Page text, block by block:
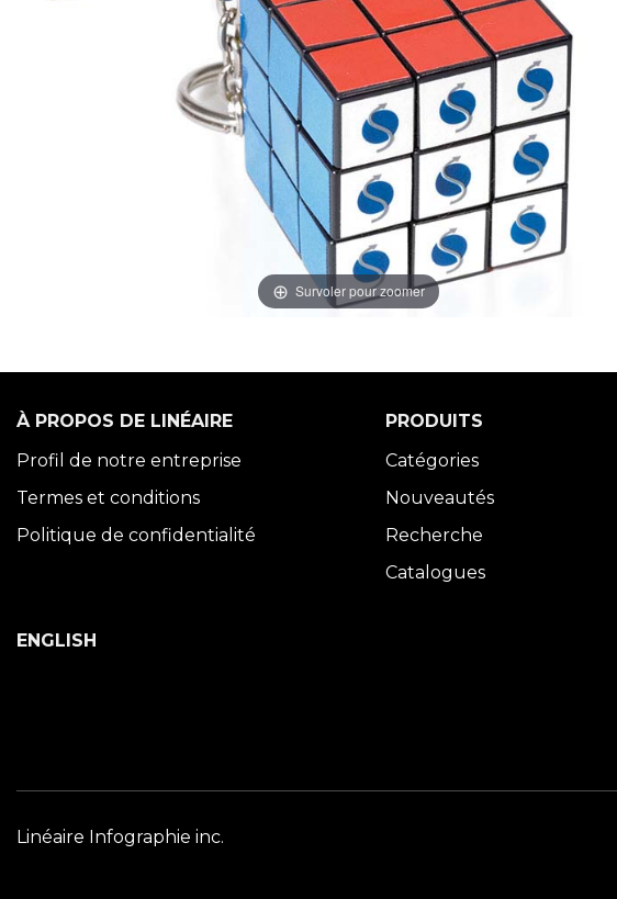
Survoler pour zoomer
À PROPOS DE LINÉAIRE
Profil de notre entreprise
Termes et conditions
Politique de confidentialité
PRODUITS
Catégories
Nouveautés
Recherche
Catalogues
ENGLISH
Linéaire Infographie inc.